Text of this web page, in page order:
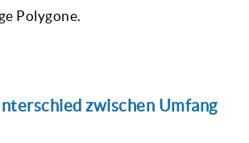
Polygone.
zwischen Umfang